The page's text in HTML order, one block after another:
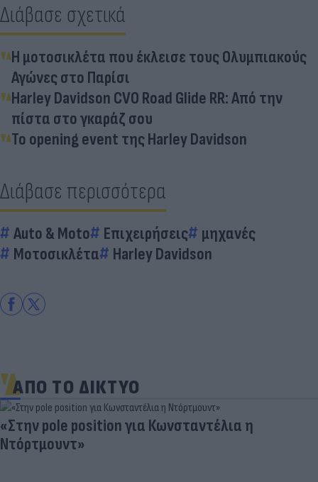
Διάβασε σχετικά
Η μοτοσικλέτα που έκλεισε τους Ολυμπιακούς
Αγώνες στο Παρίσι
Harley Davidson CVO Road Glide RR: Από την
πίστα στο γκαράζ σου
Το opening event της Harley Davidson
Διάβασε περισσότερα
Auto & Moto Επιχειρήσεις
μηχανές
Μοτοσικλέτα
Harley Davidson
ΑΠΟ ΤΟ ΔΙΚΤΥΟ
«Στην pole position για Κωνσταντέλια η
Ντόρτμουντ»